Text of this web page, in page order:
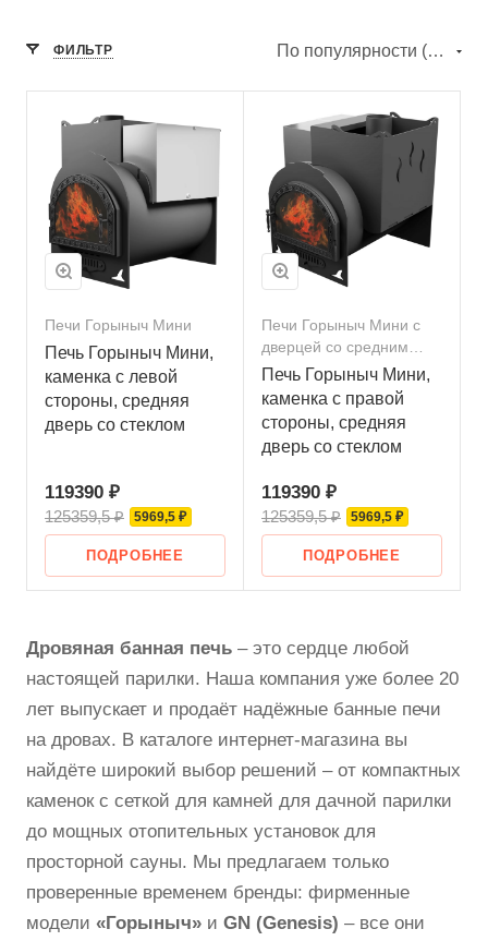
ФИЛЬТР По популярности (убывание)
Печи Горыныч Мини
Печь Горыныч Мини,
каменка с левой
стороны, средняя
дверь со стеклом
119390 ₽
125359,5 ₽ 5969,5 ₽
ПОДРОБНЕЕ
Печи Горыныч Мини с
дверцей со средним
стеклом
Печь Горыныч Мини,
каменка с правой
стороны, средняя
дверь со стеклом
119390 ₽
125359,5 ₽ 5969,5 ₽
ПОДРОБНЕЕ
Дровяная банная печь – это сердце любой
настоящей парилки. Наша компания уже более 20
лет выпускает и продаёт надёжные банные печи
на дровах. В каталоге интернет-магазина вы
найдёте широкий выбор решений – от компактных
каменок с сеткой для камней для дачной парилки
до мощных отопительных установок для
просторной сауны. Мы предлагаем только
проверенные временем бренды: фирменные
модели «Горыныч» и GN (Genesis) – все они